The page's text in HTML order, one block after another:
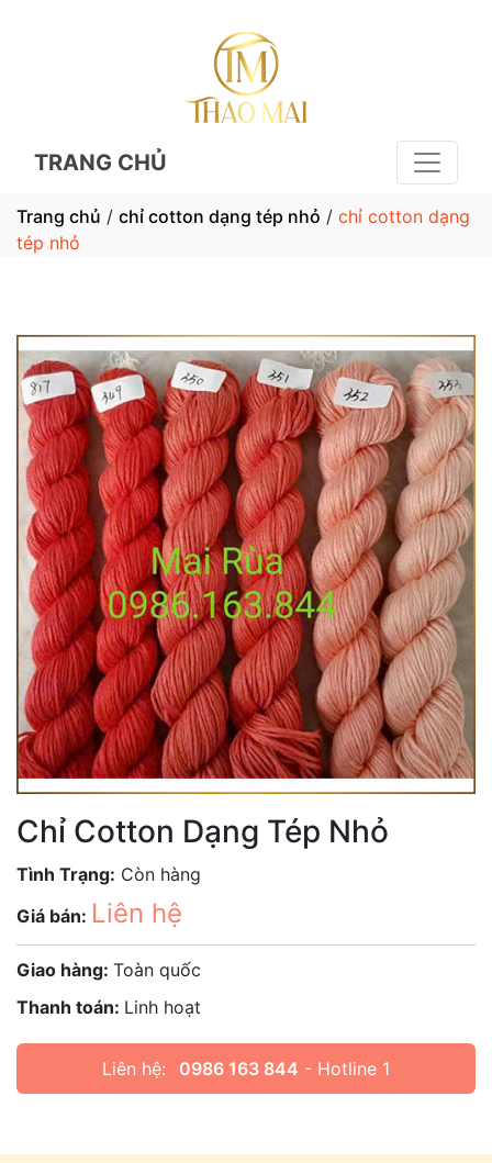
TRANG CHỦ
Trang chủ / chỉ cotton dạng tép nhỏ / chỉ cotton dạng
tép nhỏ
Chỉ Cotton Dạng Tép Nhỏ
Tình Trạng: Còn hàng
Giá bán: Liên hệ
Giao hàng: Toàn quốc
Thanh toán: Linh hoạt
Liên hệ: 0986 163 844 - Hotline 1